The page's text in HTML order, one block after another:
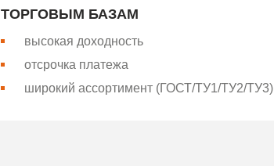
ТОРГОВЫМ БАЗАМ
высокая доходность
отсрочка платежа
широкий ассортимент (ГОСТ/ТУ1/ТУ2/ТУ3)